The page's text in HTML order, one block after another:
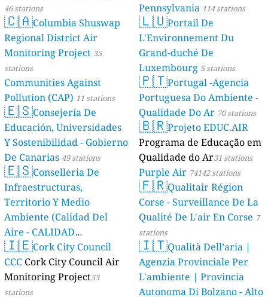
46 stations
🇨🇦Columbia Shuswap
Regional District Air
Monitoring Project 35
stations
Communities Against
Pollution (CAP) 11 stations
🇪🇸Consejería De
Educación, Universidades
Y Sostenibilidad - Gobierno
De Canarias 49 stations
🇪🇸Conselleria De
Infraestructuras,
Territorio Y Medio
Ambiente (Calidad Del
Aire - CALIDAD
AMBIENTAL) 23 stations
🇮🇪Cork City Council
CCC Cork City Council Air
Monitoring Project53
stations
Pennsylvania 114 stations
🇱🇺Portail De
L'Environnement Du
Grand-duché De
Luxembourg 5 stations
🇵🇹Portugal -Agencia
Portuguesa Do Ambiente -
Qualidade Do Ar 70 stations
🇧🇷Projeto EDUC.AIR
Programa de Educação em
Qualidade do Ar31 stations
Purple Air 74142 stations
🇫🇷Qualitair Région
Corse - Surveillance De La
Qualité De L'air En Corse 7
stations
🇮🇹Qualità Dell’aria |
Agenzia Provinciale Per
L'ambiente | Provincia
Autonoma Di Bolzano - Alto